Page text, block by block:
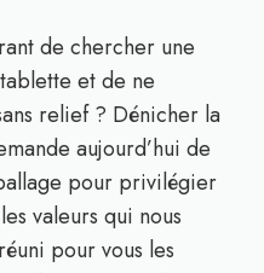
de chercher une
et de ne
relief ? Dénicher la
aujourd’hui de
pour privilégier
valeurs qui nous
pour vous les